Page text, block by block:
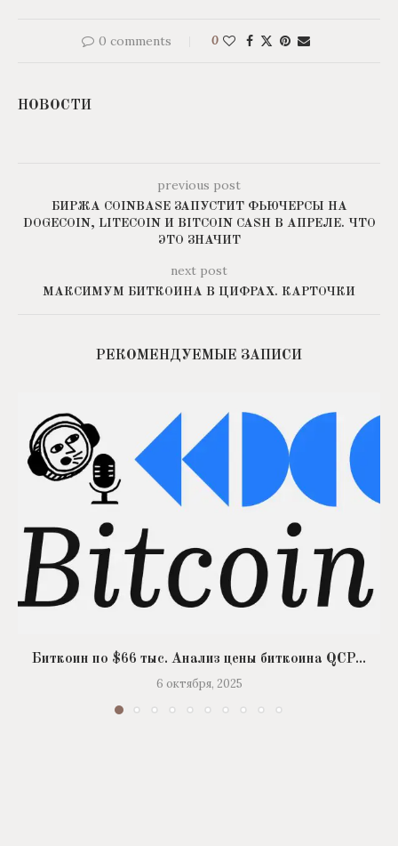
0 comments 0
НОВОСТИ
previous post
БИРЖА COINBASE ЗАПУСТИТ ФЬЮЧЕРСЫ НА
DOGECOIN, LITECOIN И BITCOIN CASH В АПРЕЛЕ. ЧТО
ЭТО ЗНАЧИТ
next post
МАКСИМУМ БИТКОИНА В ЦИФРАХ. КАРТОЧКИ
РЕКОМЕНДУЕМЫЕ ЗАПИСИ
Биткоин по $66 тыс. Анализ цены биткоина QCP...
6 октября, 2025